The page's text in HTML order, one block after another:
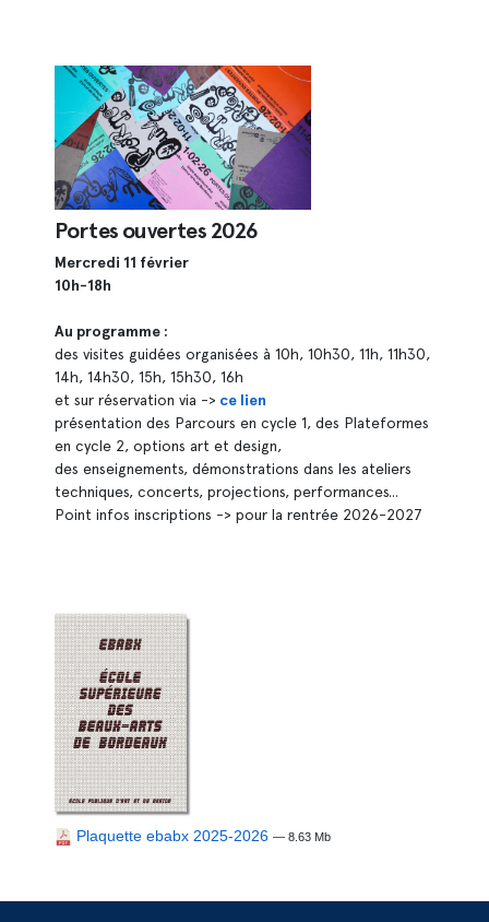
Portes ouvertes 2026
Mercredi 11 février
10h-18h
Au programme :
des visites guidées organisées à 10h, 10h30, 11h, 11h30,
14h, 14h30, 15h, 15h30, 16h
et sur réservation via -> ce lien
présentation des Parcours en cycle 1, des Plateformes
en cycle 2, options art et design,
des enseignements, démonstrations dans les ateliers
techniques, concerts, projections, performances...
Point infos inscriptions -> pour la rentrée 2026-2027
Plaquette ebabx 2025-2026 — 8.63 Mb